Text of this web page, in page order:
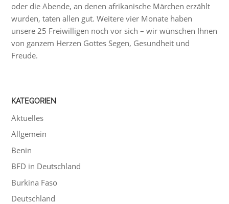
oder die Abende, an denen afrikanische Märchen erzählt
wurden, taten allen gut. Weitere vier Monate haben
unsere 25 Freiwilligen noch vor sich – wir wünschen Ihnen
von ganzem Herzen Gottes Segen, Gesundheit und
Freude.
KATEGORIEN
Aktuelles
Allgemein
Benin
BFD in Deutschland
Burkina Faso
Deutschland